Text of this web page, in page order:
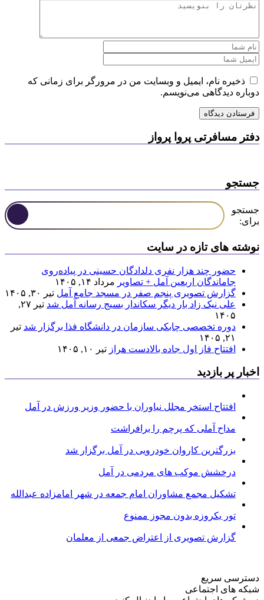
ذخیره نام، ایمیل و وبسایت من در مرورگر برای زمانی که
دوباره دیدگاهی می‌نویسم.
دفتر مسافرتی پروا پرواز
جستجو
جستجو
برای:
نوشته های تازه در سایت
حضور چند هزار نفری دلدادگان حسینی در پیاده‌روی
جاماندگان اربعین آمل + تصاویر مرداد ۱۴, ۱۴۰۵
گزارش تصویری پنجم صفر در مسجد جامع آمل تیر ۳۰, ۱۴۰۵
علی نیک زاد بار دیگر سکاندار بسیج رسانه آمل شد
تیر ۲۷,
۱۴۰۵
دوره تخصصی چابکی سازمان در دانشگاه فذا برگزار شد تیر
۲۱, ۱۴۰۵
افتتاح فاز اول جاده بالادست هراز تیر ۱۰, ۱۴۰۵
اخبار پر بازدید
افتتاح استخر مجلل نیاوران با حضور وزیر ورزش در آمل
مداح آملی که پرچم را برافراشت
بزرگترین کاروان خودرویی در آمل برگزار شد
درخشش موکب های مردمی در آمل
تشکیل مجمع مشاوران امام جمعه در شهر امامزاده عبدالله
تور یکروزه بدون مجوز ممنوع
گزارش تصویری از اعتراض جمعی از معلمان
دسترسی سریع
شبکه های اجتماعی